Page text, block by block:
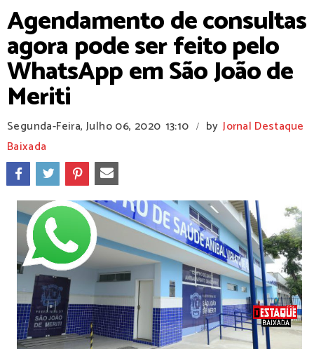
Agendamento de consultas
agora pode ser feito pelo
WhatsApp em São João de
Meriti
Segunda-Feira, Julho 06, 2020 13:10 / by Jornal Destaque
Baixada